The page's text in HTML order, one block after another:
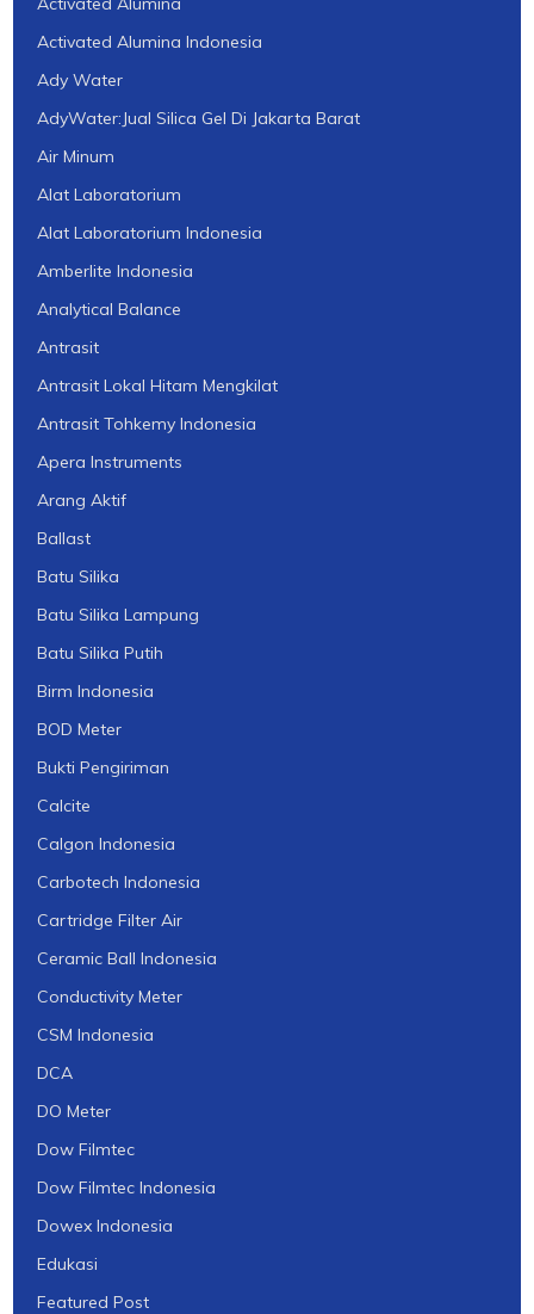
Activated Alumina Indonesia
Ady Water
AdyWater:Jual Silica Gel Di Jakarta Barat
Air Minum
Alat Laboratorium
Alat Laboratorium Indonesia
Amberlite Indonesia
Analytical Balance
Antrasit
Antrasit Lokal Hitam Mengkilat
Antrasit Tohkemy Indonesia
Apera Instruments
Arang Aktif
Ballast
Batu Silika
Batu Silika Lampung
Batu Silika Putih
Birm Indonesia
BOD Meter
Bukti Pengiriman
Calcite
Calgon Indonesia
Carbotech Indonesia
Cartridge Filter Air
Ceramic Ball Indonesia
Conductivity Meter
CSM Indonesia
DCA
DO Meter
Dow Filmtec
Dow Filmtec Indonesia
Dowex Indonesia
Edukasi
Featured Post